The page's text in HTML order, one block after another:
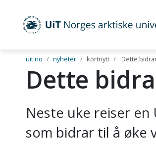
Gå til hovedinnhold
UiT Norges arktiske
uit.no nyheter kortnytt Dette
Dette
Neste uke reiser
som bidrar til å øke